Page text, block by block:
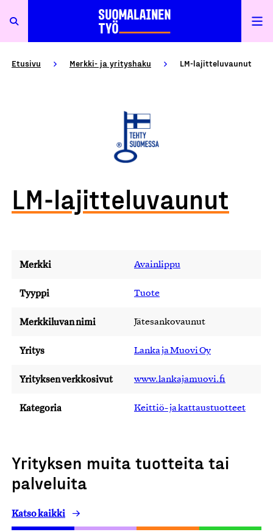
Etusivu Merkki- ja yrityshaku LM-lajitteluvaunut
LM-lajitteluvaunut
Merkki Avainlippu
Tyyppi Tuote
Merkkiluvan nimi Jätesankovaunut
Yritys Lanka ja Muovi Oy
Yrityksen verkkosivut www.lankajamuovi.fi
Kategoria Keittiö- ja kattaustuotteet
Yrityksen muita tuotteita tai
palveluita
Katso kaikki